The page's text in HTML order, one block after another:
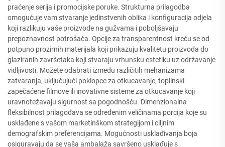
praćenje serija i promocijske poruke. Strukturna prilagodba
omogućuje vam stvaranje jedinstvenih oblika i konfiguracija odjela
koji razlikuju vaše proizvode na gužvama i poboljšavaju
prepoznavnost potrošača. Opcije za transparentnost kreću se od
potpuno prozirnih materijala koji prikazuju kvalitetu proizvoda do
glaziranih završetaka koji stvaraju vrhunsku estetiku uz održavanje
vidljivosti. Možete odabrati između različitih mehanizama
zatvaranja, uključujući poklopce za otkucavanje, toplinski
zapečaćene filmove ili inovativne sisteme za otkucavanje koji
uravnotežavaju sigurnost sa pogodnošću. Dimenzionalna
fleksibilnost prilagođava se određenim veličinama porcija koje su
usklađene s vašom marketinškom strategijom i ciljnim
demografskim preferencijama. Mogućnosti usklađivanja boja
osiguravaju da se vaša ambalaža savršeno usklađuje s